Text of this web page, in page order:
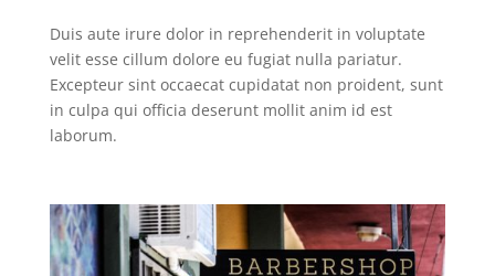
Duis aute irure dolor in reprehenderit in voluptate
velit esse cillum dolore eu fugiat nulla pariatur.
Excepteur sint occaecat cupidatat non proident, sunt
in culpa qui officia deserunt mollit anim id est
laborum.